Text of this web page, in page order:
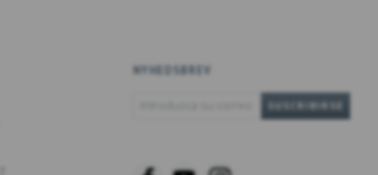
NYHEDSBREV
SUSCRIBIRSE